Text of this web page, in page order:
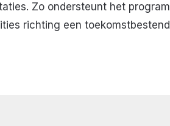
Zo ondersteunt het
richting een